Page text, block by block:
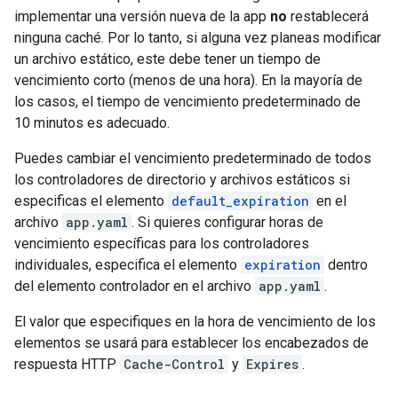
implementar una versión nueva de la app no restablecerá
ninguna caché. Por lo tanto, si alguna vez planeas modificar
un archivo estático, este debe tener un tiempo de
vencimiento corto (menos de una hora). En la mayoría de
los casos, el tiempo de vencimiento predeterminado de
10 minutos es adecuado.
Puedes cambiar el vencimiento predeterminado de todos
los controladores de directorio y archivos estáticos si
especificas el elemento default_expiration en el
archivo app.yaml . Si quieres configurar horas de
vencimiento específicas para los controladores
individuales, especifica el elemento expiration dentro
del elemento controlador en el archivo app.yaml .
El valor que especifiques en la hora de vencimiento de los
elementos se usará para establecer los encabezados de
respuesta HTTP Cache-Control y Expires .